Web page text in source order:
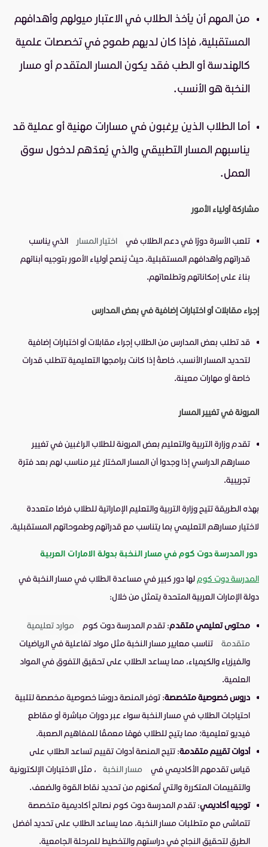
من المهم أن يأخذ الطلاب في الاعتبار ميولهم وأهدافهم
المستقبلية، فإذا كان لديهم طموح في تخصصات علمية
كالهندسة أو الطب فقد يكون المسار المتقدم أو مسار
النخبة هو الأنسب.
أما الطلاب الذين يرغبون في مسارات مهنية أو عملية قد
يناسبهم المسار التطبيقي والذي يُعدّهم لدخول سوق
العمل.
مشاركة أولياء الأمور
تلعب الأسرة دورًا في دعم الطلاب في اختيار المسار
الذي يناسب
قدراتهم وأهدافهم المستقبلية، حيث يُنصح أولياء الأمور بتوجيه أبنائهم
بناءً على إمكاناتهم وتطلعاتهم.
إجراء مقابلات أو اختبارات إضافية في بعض المدارس
قد تطلب بعض المدارس من الطلاب إجراء مقابلات أو اختبارات إضافية
لتحديد المسار الأنسب، خاصةً إذا كانت برامجها التعليمية تتطلب قدرات
خاصة أو مهارات معينة.
المرونة في تغيير المسار
تقدم وزارة التربية والتعليم بعض المرونة للطلاب الراغبين في تغيير
مسارهم الدراسي إذا وجدوا أن المسار المختار غير مناسب لهم بعد فترة
تجريبية.
بهذه الطريقة تتيح وزارة التربية والتعليم الإماراتية للطلاب فرصًا متعددة
لاختيار مسارهم التعليمي بما يتناسب مع قدراتهم وطموحاتهم المستقبلية.
دور المدرسة دوت كوم في مسار النخبة بدولة الامارات العربية
المدرسة دوت كوم لها دور كبير في مساعدة الطلاب في مسار النخبة في
دولة الإمارات العربية المتحدة يتمثل من خلال:
محتوى تعليمي متقدم: تقدم المدرسة دوت كوم
موارد تعليمية
متقدمة
تناسب معايير مسار النخبة مثل مواد تفاعلية في الرياضيات
والفيزياء والكيمياء، مما يساعد الطلاب على تحقيق التفوق في المواد
العلمية.
دروس خصوصية متخصصة: توفر المنصة دروسًا خصوصية مخصصة لتلبية
احتياجات الطلاب في مسار النخبة سواء عبر دورات مباشرة أو مقاطع
فيديو تعليمية؛ مما يتيح للطلاب فهمًا معمقًا للمفاهيم الصعبة.
أدوات تقييم متقدمة: تتيح المنصة أدوات تقييم تساعد الطلاب على
قياس تقدمهم الأكاديمي في
مسار النخبة
، مثل الاختبارات الإلكترونية
والتقييمات المتكررة والتي تُمكنهم من تحديد نقاط القوة والضعف.
توجيه أكاديمي: تقدم المدرسة دوت كوم نصائح أكاديمية متخصصة
تتماشى مع متطلبات مسار النخبة، مما يساعد الطلاب على تحديد أفضل
الطرق لتحقيق النجاح في دراستهم والتخطيط للمرحلة الجامعية.